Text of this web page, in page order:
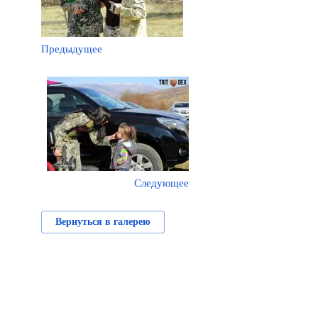
Предыдущее
Следующее
Вернуться в галерею